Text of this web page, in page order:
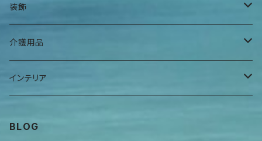
曼荼羅マース玉
ハンギングインテリア
ヒーリングアイテム
装飾
腕輪
首巻物
介護用品
ウロガードカバー
インテリア
BLOG